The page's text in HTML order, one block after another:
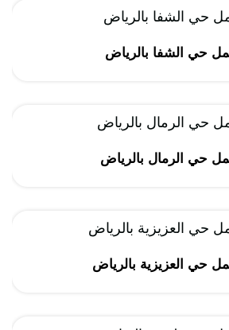
حي الشفا بالرياض
حي الرمال بالرياض
حي العزيزية بالرياض